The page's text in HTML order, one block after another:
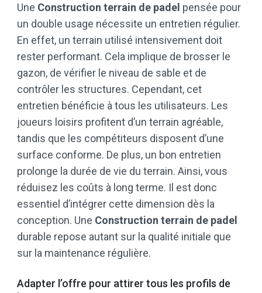
Une Construction terrain de padel pensée pour
un double usage nécessite un entretien régulier.
En effet, un terrain utilisé intensivement doit
rester performant. Cela implique de brosser le
gazon, de vérifier le niveau de sable et de
contrôler les structures. Cependant, cet
entretien bénéficie à tous les utilisateurs. Les
joueurs loisirs profitent d’un terrain agréable,
tandis que les compétiteurs disposent d’une
surface conforme. De plus, un bon entretien
prolonge la durée de vie du terrain. Ainsi, vous
réduisez les coûts à long terme. Il est donc
essentiel d’intégrer cette dimension dès la
conception. Une Construction terrain de padel
durable repose autant sur la qualité initiale que
sur la maintenance régulière.
Adapter l’offre pour attirer tous les profils de